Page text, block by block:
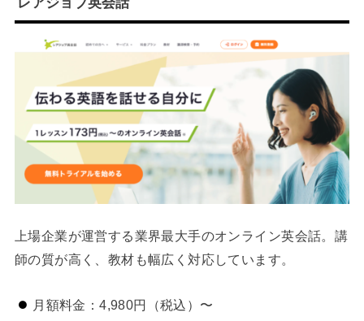
上場企業が運営する業界最大手のオンライン英会話。講
師の質が高く、教材も幅広く対応しています。
月額料金：4,980円（税込）〜